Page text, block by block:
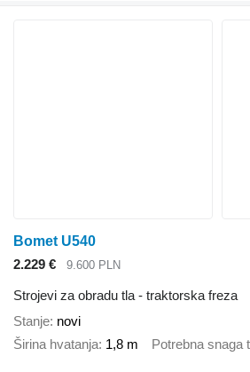
Bomet U540
2.229 €
9.600 PLN
Strojevi za obradu tla - traktorska freza
Stanje novi
Širina hvatanja 1,8 m Potrebna snaga